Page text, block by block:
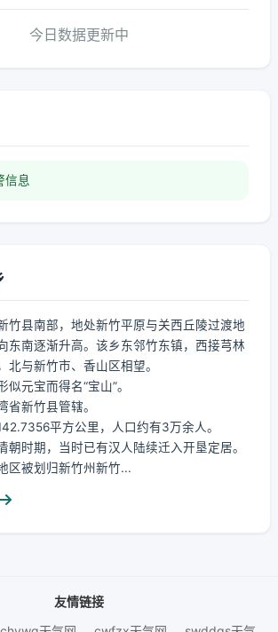
今日数据更新中
信息
竹县南部，地处新竹平原与关西丘陵过渡地
东南逐渐升高。该乡东邻竹东镇，西接芎林
北与新竹市、香山区相望。
似元宝而得名“宝山”。
省新竹县管辖。
平方公里，人口约有3万余人。
朝时期，当时已有汉人陆续迁入开垦定居。
区被划归新竹州新竹...
友情链接